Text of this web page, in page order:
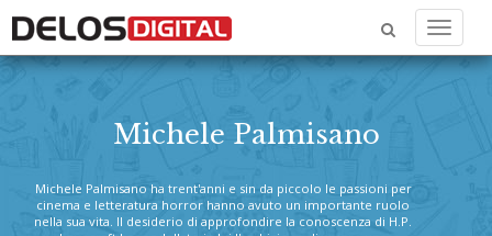
Menu
Michele Palmisano
Michele Palmisano ha trent'anni e sin da piccolo le passioni per
cinema e letteratura horror hanno avuto un importante ruolo
nella sua vita. Il desiderio di approfondire la conoscenza di H.P.